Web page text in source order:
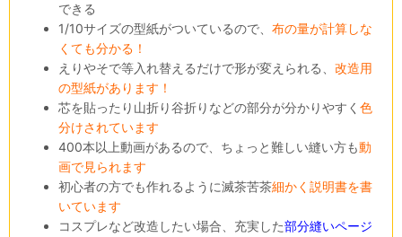
できる
1/10サイズの型紙がついているので、布の量が計算しな
くても分かる！
えりやそで等入れ替えるだけで形が変えられる、改造用
の型紙があります！
芯を貼ったり山折り谷折りなどの部分が分かりやすく色
分けされています
400本以上動画があるので、ちょっと難しい縫い方も動
画で見られます
初心者の方でも作れるように滅茶苦茶細かく説明書を書
いています
コスプレなど改造したい場合、充実した部分縫いページ